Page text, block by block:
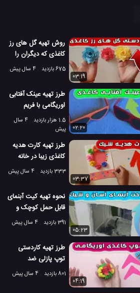
روش تهیه گل های رز
کاغذی که دیگران را
غافلگیر می کند
675 بازدید
4 سال پیش
03:19
طرز تهیه عینک آفتابی
اوریگامی با فریم
کاغذی
1.5 هزار بازدید
4 سال
پیش
02:20
طرز تهیه کارت هدیه
کاغذی زیبا در خانه
333 بازدید
4 سال پیش
03:37
نحوه تهیه کیت آبنمای
قابل حمل کوچک و
جذاب
391 بازدید
4 سال پیش
05:23
طرز تهیه کاردستی
توپ پازلی ضد
استرس اوریگامی
801 بازدید
4 سال پیش
04:19